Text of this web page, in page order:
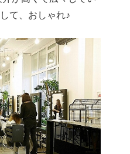
て、おしゃれ♪